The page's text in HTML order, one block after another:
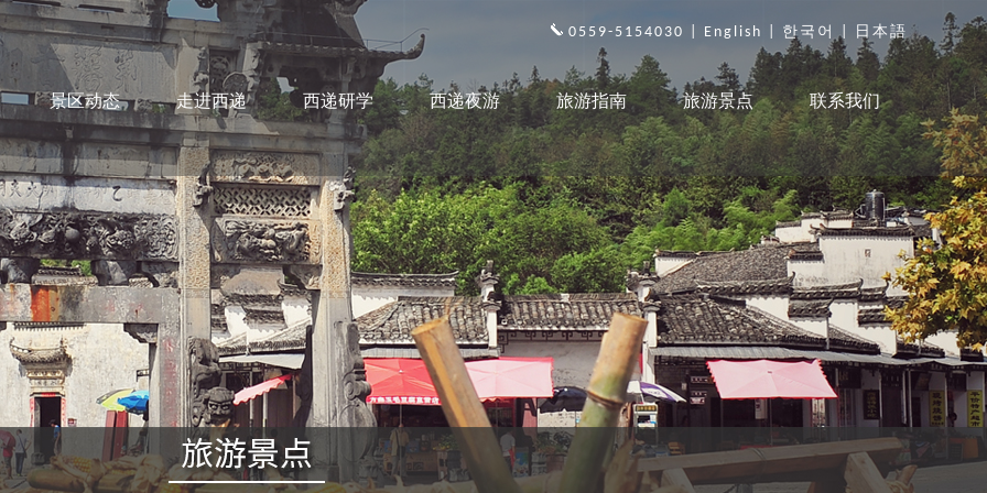
0559-5154030 | English 한국어 | 日本語
景区动态 走进西递 西递研学 西递夜游 旅游指南 旅游景点 联系我们